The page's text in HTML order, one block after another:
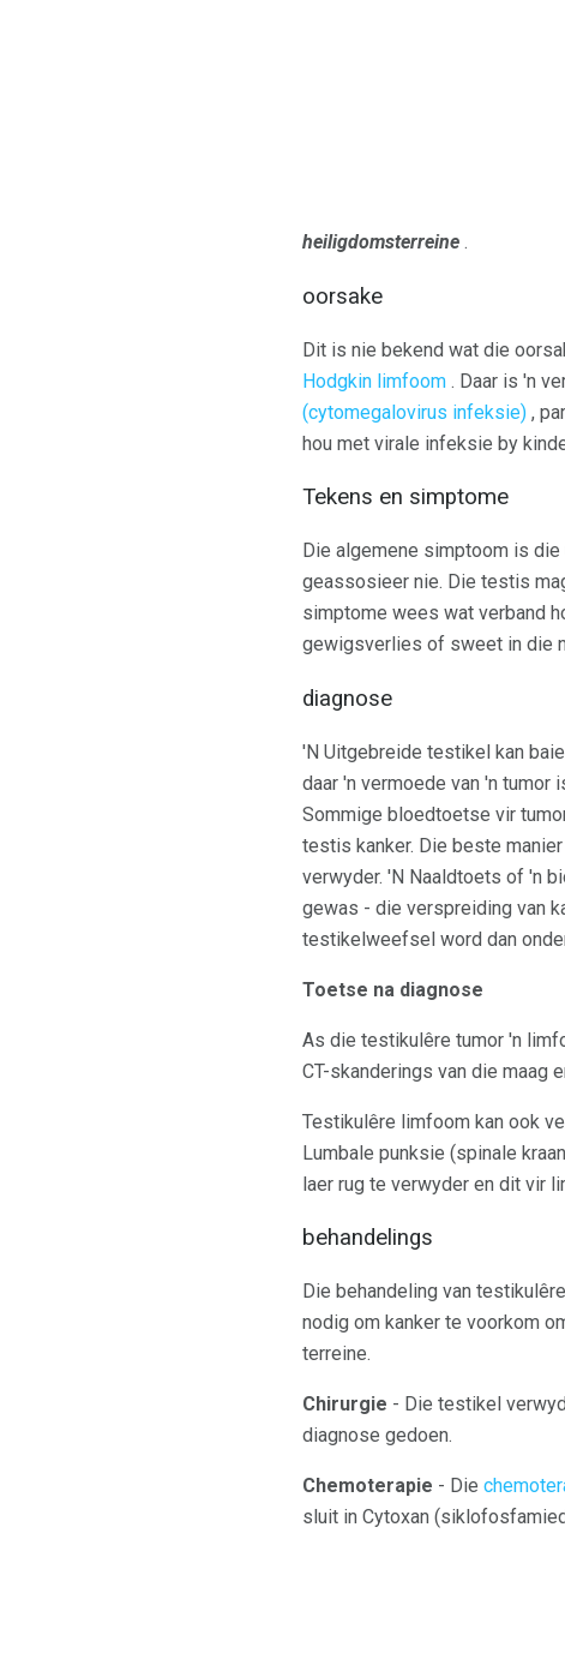
heiligdomsterreine .
oorsake
Dit is nie bekend wat die
Hodgkin limfoom . Daar is 'n
(cytomegalovirus infeksie) ,
hou met virale infeksie by
Tekens en simptome
Die algemene simptoom is
geassosieer nie. Die testis
simptome wees wat verband
gewigsverlies of sweet in die
diagnose
'N Uitgebreide testikel kan
daar 'n vermoede van 'n tumor
Sommige bloedtoetse vir
testis kanker. Die beste
verwyder. 'N Naaldtoets of 'n
gewas - die verspreiding van
testikelweefsel word dan
Toetse na diagnose
As die testikulêre tumor 'n
CT-skanderings van die maag
Testikulêre limfoom kan ook
Lumbale punksie (spinale
laer rug te verwyder en dit vir
behandelings
Die behandeling van
nodig om kanker te voorkom
terreine.
Chirurgie - Die testikel
diagnose gedoen.
Chemoterapie - Die
sluit in Cytoxan